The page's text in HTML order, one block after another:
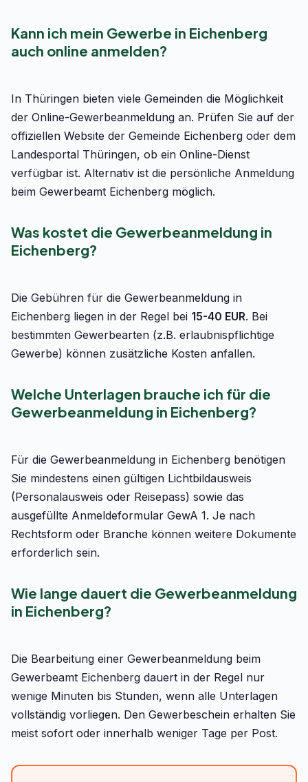
Kann ich mein Gewerbe in Eichenberg
auch online anmelden?
In Thüringen bieten viele Gemeinden die Möglichkeit
der Online-Gewerbeanmeldung an. Prüfen Sie auf der
offiziellen Website der Gemeinde Eichenberg oder dem
Landesportal Thüringen, ob ein Online-Dienst
verfügbar ist. Alternativ ist die persönliche Anmeldung
beim Gewerbeamt Eichenberg möglich.
Was kostet die Gewerbeanmeldung in
Eichenberg?
Die Gebühren für die Gewerbeanmeldung in
Eichenberg liegen in der Regel bei 15-40 EUR. Bei
bestimmten Gewerbearten (z.B. erlaubnispflichtige
Gewerbe) können zusätzliche Kosten anfallen.
Welche Unterlagen brauche ich für die
Gewerbeanmeldung in Eichenberg?
Für die Gewerbeanmeldung in Eichenberg benötigen
Sie mindestens einen gültigen Lichtbildausweis
(Personalausweis oder Reisepass) sowie das
ausgefüllte Anmeldeformular GewA 1. Je nach
Rechtsform oder Branche können weitere Dokumente
erforderlich sein.
Wie lange dauert die Gewerbeanmeldung
in Eichenberg?
Die Bearbeitung einer Gewerbeanmeldung beim
Gewerbeamt Eichenberg dauert in der Regel nur
wenige Minuten bis Stunden, wenn alle Unterlagen
vollständig vorliegen. Den Gewerbeschein erhalten Sie
meist sofort oder innerhalb weniger Tage per Post.